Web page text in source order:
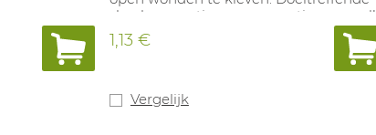
shockpreventie na een ernstig ongeval!
Afmetingen: 160cm x 210cm
1,13 €
Vergelijk